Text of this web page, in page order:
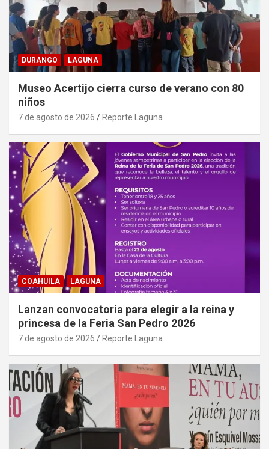
DURANGO LAGUNA
Museo Acertijo cierra curso de verano con 80
niños
7 de agosto de 2026 Reporte Laguna
COAHUILA LAGUNA
Lanzan convocatoria para elegir a la reina y
princesa de la Feria San Pedro 2026
7 de agosto de 2026 Reporte Laguna